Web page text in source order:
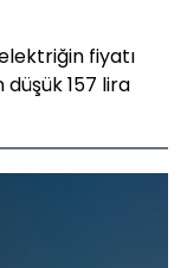
fiyatı
düşük 157 lira